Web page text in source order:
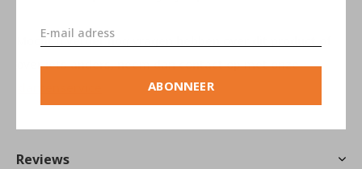
ABONNEER
Mocht u verder nog vragen hebben over dit product of
over iets anders, neem dan contact op met onze
Reviews